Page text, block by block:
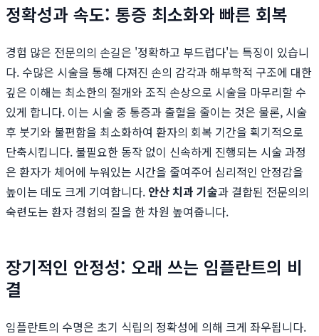
정확성과 속도: 통증 최소화와 빠른 회복
경험 많은 전문의의 손길은 '정확하고 부드럽다'는 특징이 있습니
다. 수많은 시술을 통해 다져진 손의 감각과 해부학적 구조에 대한
깊은 이해는 최소한의 절개와 조직 손상으로 시술을 마무리할 수
있게 합니다. 이는 시술 중 통증과 출혈을 줄이는 것은 물론, 시술
후 붓기와 불편함을 최소화하여 환자의 회복 기간을 획기적으로
단축시킵니다. 불필요한 동작 없이 신속하게 진행되는 시술 과정
은 환자가 체어에 누워있는 시간을 줄여주어 심리적인 안정감을
높이는 데도 크게 기여합니다. 안산 치과 기술과 결합된 전문의의
숙련도는 환자 경험의 질을 한 차원 높여줍니다.
장기적인 안정성: 오래 쓰는 임플란트의 비
결
임플란트의 수명은 초기 식립의 정확성에 의해 크게 좌우됩니다.